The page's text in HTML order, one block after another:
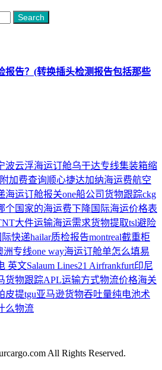
Search
报告？(转换插头检测报告包括那些
波云浮海运订舱乌干达专线集装箱缩
加费查询顺心捷达加纳海运费航空
海运订舱报关one船公司货物跟踪ckg
个国家的海运费下降国际海运价格表
大件运输海运需求货物提取tsl避险
际快递hailar质检报告montreal截重柜
洲专线one way海运订舱单怎么填易
英文Salaum Lines21 Airfrankfurt印尼
货物跟踪APL运输方式物流价格海关
皮提tgu亚马逊货物吞吐量纯电池术
么物流
All Rights Reserved.